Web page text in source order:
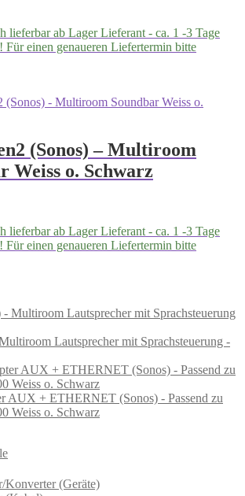
lieferbar ab Lager Lieferant - ca. 1 -3 Tage
Für einen genaueren Liefertermin bitte
(Sonos) – Multiroom
Weiss o. Schwarz
lieferbar ab Lager Lieferant - ca. 1 -3 Tage
Für einen genaueren Liefertermin bitte
Lautsprecher mit Sprachsteuerung -
AUX + ETHERNET (Sonos) - Passend zu
Weiss o. Schwarz
Konverter (Geräte)